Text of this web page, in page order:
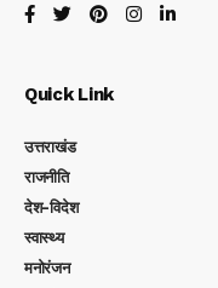
Quick Link
उत्तराखंड
राजनीति
देश-विदेश
स्वास्थ्य
मनोरंजन